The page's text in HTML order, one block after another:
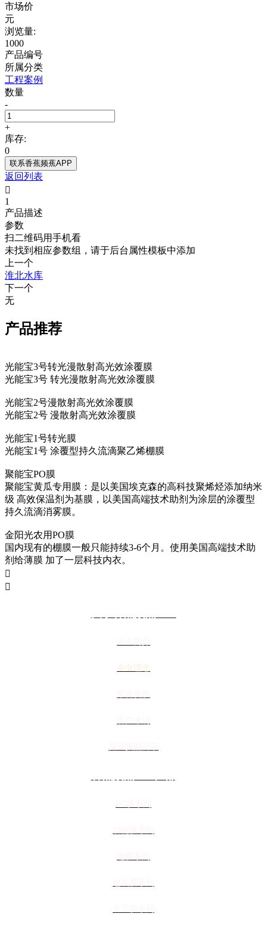
市场价
元
浏览量:
1000
产品编号
所属分类
工程案例
数量
-
+
库存:
0
联系香蕉频蕉APP
返回列表

1
产品描述
参数
扫二维码用手机看
未找到相应参数组，请于后台属性模板中添加
上一个
淮北水库
下一个
无
产品推荐
光能宝3号转光漫散射高光效涂覆膜
光能宝3号 转光漫散射高光效涂覆膜
光能宝2号漫散射高光效涂覆膜
光能宝2号 漫散射高光效涂覆膜
光能宝1号转光膜
光能宝1号 涂覆型持久流滴聚乙烯棚膜
聚能宝PO膜
聚能宝黄瓜专用膜：是以美国埃克森的高科技聚烯烃添加纳米
级 高效保温剂为基膜，以美国高端技术助剂为涂层的涂覆型
持久流滴消雾膜。
金阳光农用PO膜
国内现有的棚膜一般只能持续3-6个月。使用美国高端技术助
剂给薄膜 加了一层科技内衣。


企业理念